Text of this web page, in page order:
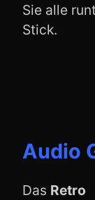
Sie alle
Stick.
Audio
Das Retro